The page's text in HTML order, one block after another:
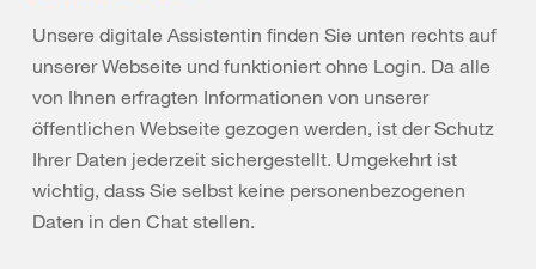
Unsere digitale Assistentin finden Sie unten rechts auf
unserer Webseite und funktioniert ohne Login. Da alle
von Ihnen erfragten Informationen von unserer
öffentlichen Webseite gezogen werden, ist der Schutz
Ihrer Daten jederzeit sichergestellt. Umgekehrt ist
wichtig, dass Sie selbst keine personenbezogenen
Daten in den Chat stellen.